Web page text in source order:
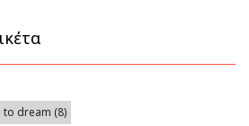
to dream (8)